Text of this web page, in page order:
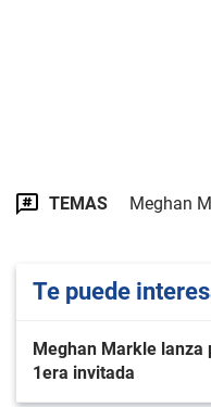
TEMAS Meghan
Te puede
Meghan Markle lanza
1era invitada